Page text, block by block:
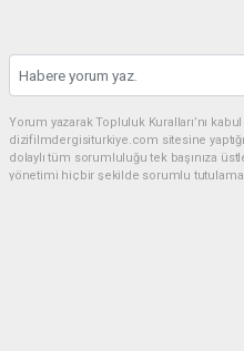
Yorum yazarak Topluluk Kuralları’nı
dizifilmdergisiturkiye.com sitesine
dolaylı tüm sorumluluğu tek başınıza
yönetimi hiçbir şekilde sorumlu